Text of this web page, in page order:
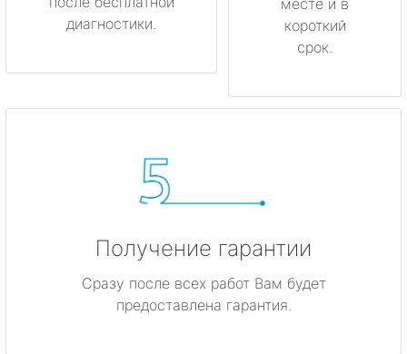
диагностики.
месте и в
короткий
срок.
Получение гарантии
Сразу после всех работ Вам будет
предоставлена гарантия.